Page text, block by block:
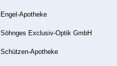
Engel-Apotheke
Söhnges Exclusiv-Optik GmbH
Schützen-Apotheke